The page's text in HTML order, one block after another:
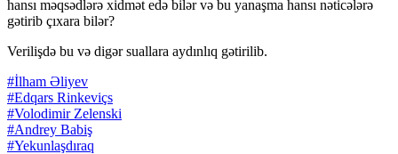
hansı məqsədlərə xidmət edə bilər və bu yanaşma hansı nəticələrə
gətirib çıxara bilər?
Verilişdə bu və digər suallara aydınlıq gətirilib.
#İlham Əliyev
#Edqars Rinkeviçs
#Volodimir Zelenski
#Andrey Babiş
#Yekunlaşdıraq